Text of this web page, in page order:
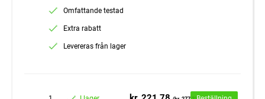
Omfattande testad
Extra rabatt
Levereras från lager